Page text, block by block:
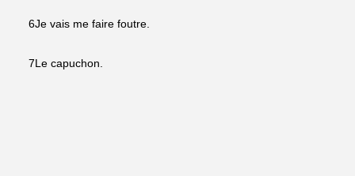
6Je vais me faire foutre.
7Le capuchon.